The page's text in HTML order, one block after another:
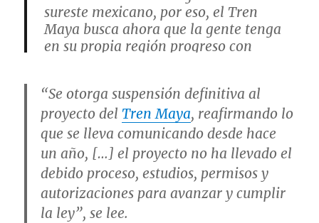
sureste mexicano, por eso, el Tren
Maya busca ahora que la gente tenga
en su propia región progreso con
pic.twitter.com/qObHFJRg07
— Tren Maya (@TrenMayaMX)
February 8, 2023
“Se otorga suspensión definitiva al
proyecto delTren Maya, reafirmando lo
que se lleva comunicando desde hace
un año, […] el proyecto no ha llevado el
debido proceso, estudios, permisos y
autorizaciones para avanzar y cumplir
la ley”, se lee.